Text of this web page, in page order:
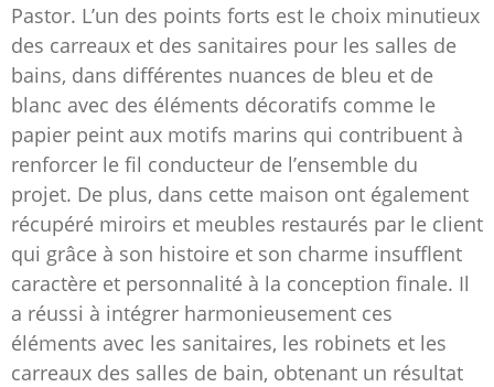
Pastor. L’un des points forts est le choix minutieux
des carreaux et des sanitaires pour les salles de
bains, dans différentes nuances de bleu et de
blanc avec des éléments décoratifs comme le
papier peint aux motifs marins qui contribuent à
renforcer le fil conducteur de l’ensemble du
projet. De plus, dans cette maison ont également
récupéré miroirs et meubles restaurés par le client
qui grâce à son histoire et son charme insufflent
caractère et personnalité à la conception finale. Il
a réussi à intégrer harmonieusement ces
éléments avec les sanitaires, les robinets et les
carreaux des salles de bain, obtenant un résultat